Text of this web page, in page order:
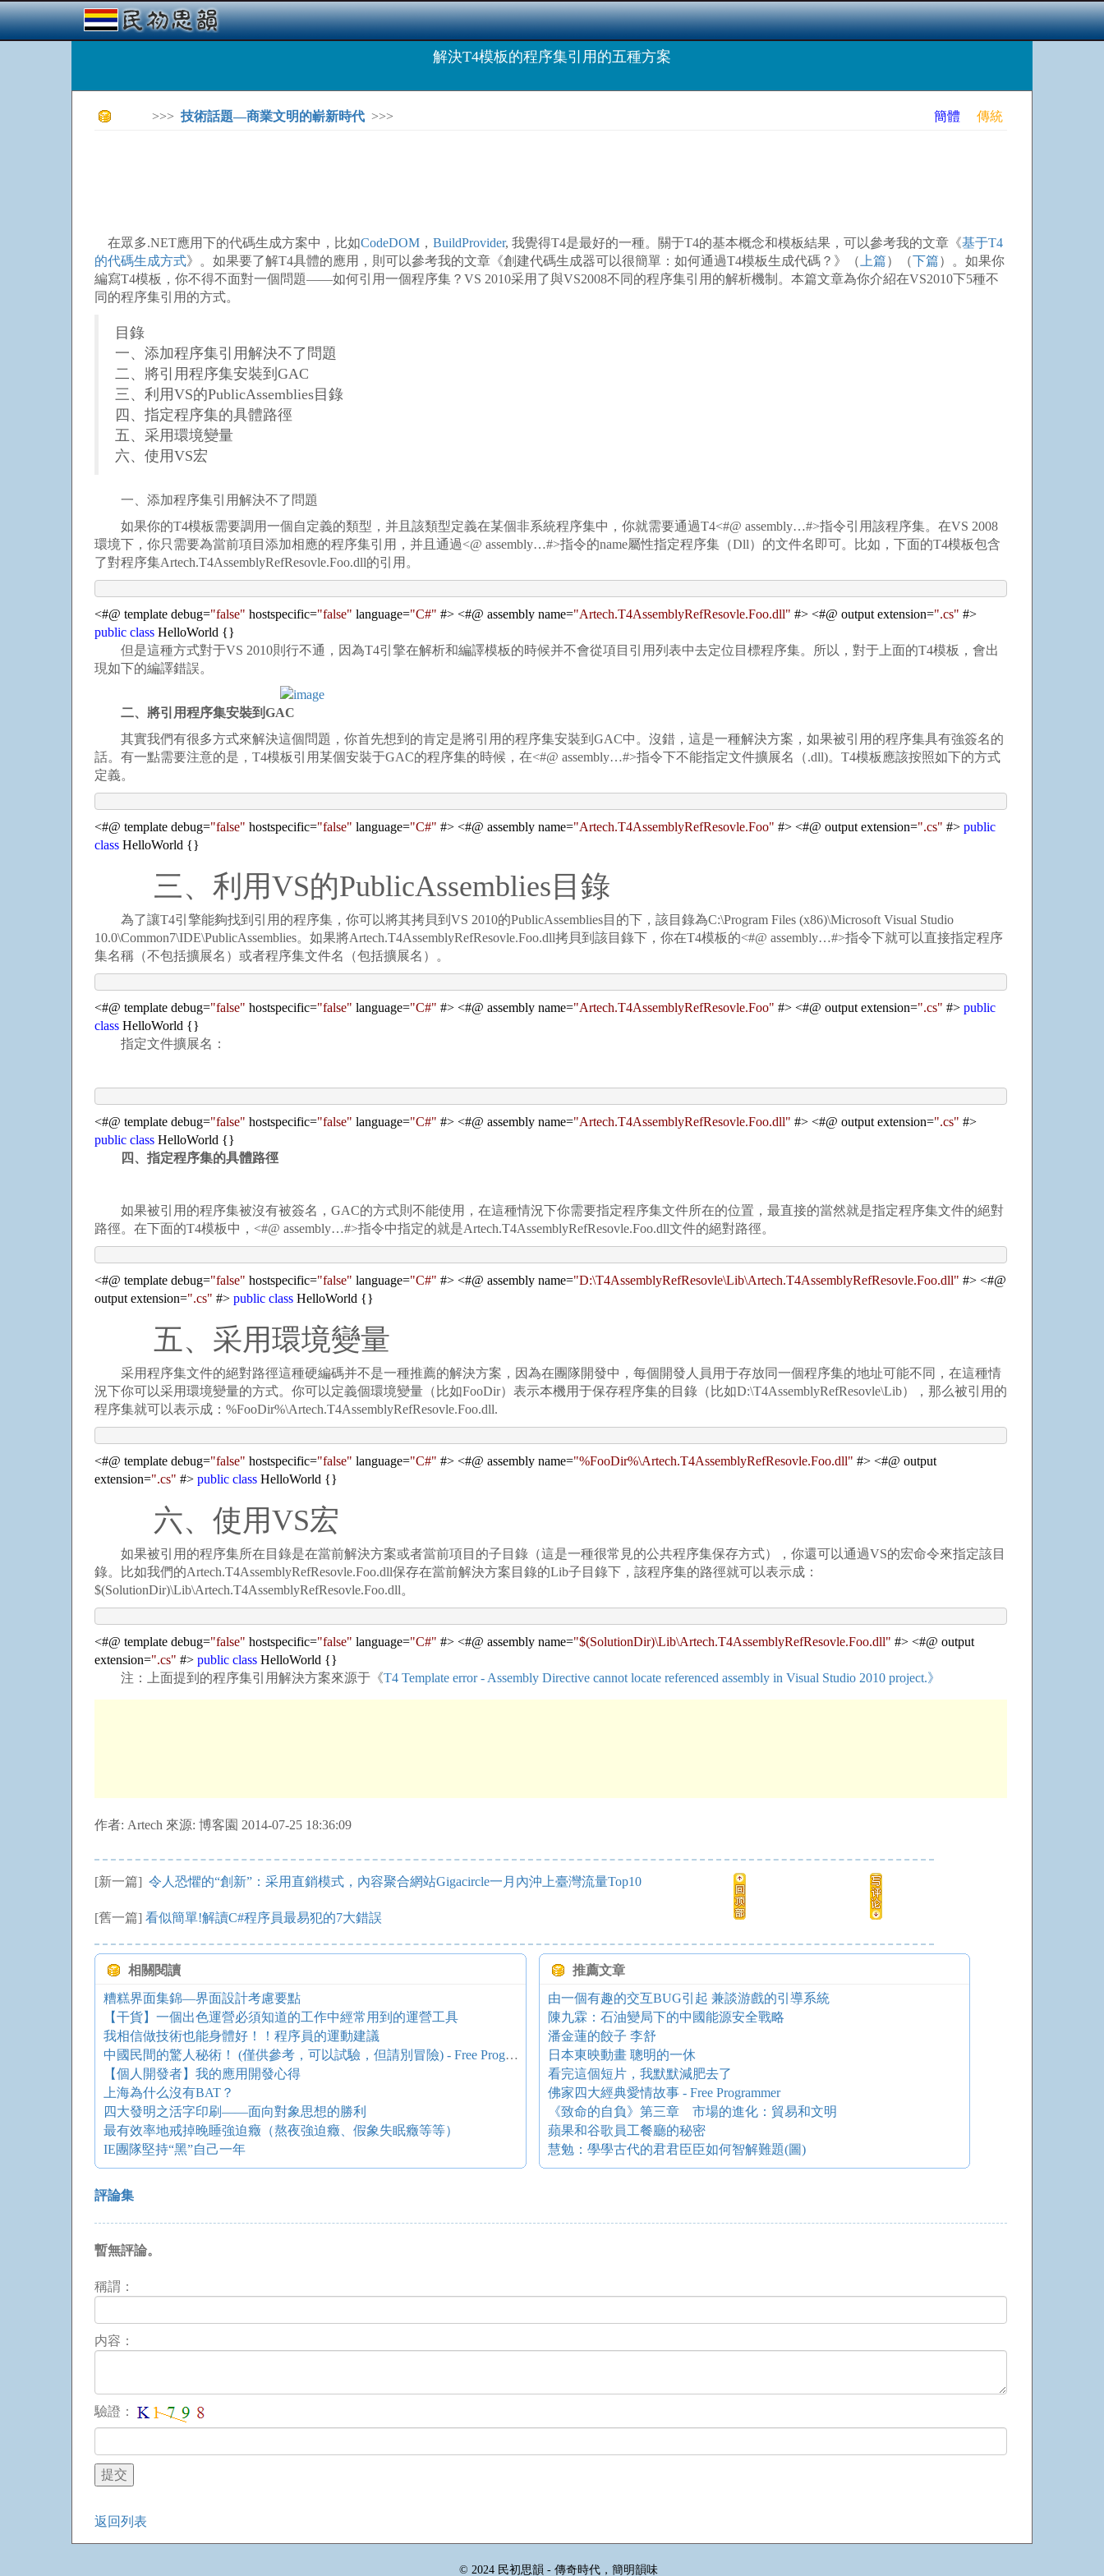
解決T4模板的程序集引用的五種方案
>>> 技術話題—商業文明的嶄新時代 >>> 簡體 傳統
在眾多.NET應用下的代碼生成方案中，比如CodeDOM ， BuildProvider, 我覺得T4是最好的一種。關于T4的基本概念和模板結果，可以參考我的文章《基于T4
的代碼生成方式》。如果要了解T4具體的應用，則可以參考我的文章《創建代碼生成器可以很簡單：如何通過T4模板生成代碼？》（ 上篇）（下篇）。如果你
編寫T4模板，你不得不面對一個問題——如何引用一個程序集？VS 2010采用了與VS2008不同的程序集引用的解析機制。本篇文章為你介紹在VS2010下5種不
同的程序集引用的方式。
目錄
一、添加程序集引用解決不了問題
二、將引用程序集安裝到GAC
三、利用VS的PublicAssemblies目錄
四、指定程序集的具體路徑
五、采用環境變量
六、使用VS宏
一、添加程序集引用解決不了問題
如果你的T4模板需要調用一個自定義的類型，并且該類型定義在某個非系統程序集中，你就需要通過T4<#@ assembly…#>指令引用該程序集。在VS 2008
環境下，你只需要為當前項目添加相應的程序集引用，并且通過<@ assembly…#>指令的name屬性指定程序集（Dll）的文件名即可。比如，下面的T4模板包含
了對程序集Artech.T4AssemblyRefResovle.Foo.dll的引用。
<#@ template debug="false" hostspecific="false" language="C#" #> <#@ assembly name="Artech.T4AssemblyRefResovle.Foo.dll" #> <#@ output extension=".cs" #>
public class HelloWorld {}
但是這種方式對于VS 2010則行不通，因為T4引擎在解析和編譯模板的時候并不會從項目引用列表中去定位目標程序集。所以，對于上面的T4模板，會出
現如下的編譯錯誤。
二、將引用程序集安裝到GAC
其實我們有很多方式來解決這個問題，你首先想到的肯定是將引用的程序集安裝到GAC中。沒錯，這是一種解決方案，如果被引用的程序集具有強簽名的
話。有一點需要注意的是，T4模板引用某個安裝于GAC的程序集的時候，在<#@ assembly…#>指令下不能指定文件擴展名（.dll)。T4模板應該按照如下的方式
定義。
<#@ template debug="false" hostspecific="false" language="C#" #> <#@ assembly name="Artech.T4AssemblyRefResovle.Foo" #> <#@ output extension=".cs" #> public
class HelloWorld {}
三、利用VS的PublicAssemblies目錄
為了讓T4引擎能夠找到引用的程序集，你可以將其拷貝到VS 2010的PublicAssemblies目的下，該目錄為C:\Program Files (x86)\Microsoft Visual Studio
10.0\Common7\IDE\PublicAssemblies。如果將Artech.T4AssemblyRefResovle.Foo.dll拷貝到該目錄下，你在T4模板的<#@ assembly…#>指令下就可以直接指定程序
集名稱（不包括擴展名）或者程序集文件名（包括擴展名）。
<#@ template debug="false" hostspecific="false" language="C#" #> <#@ assembly name="Artech.T4AssemblyRefResovle.Foo" #> <#@ output extension=".cs" #> public
class HelloWorld {}
指定文件擴展名：
<#@ template debug="false" hostspecific="false" language="C#" #> <#@ assembly name="Artech.T4AssemblyRefResovle.Foo.dll" #> <#@ output extension=".cs" #>
public class HelloWorld {}
四、指定程序集的具體路徑
如果被引用的程序集被沒有被簽名，GAC的方式則不能使用，在這種情況下你需要指定程序集文件所在的位置，最直接的當然就是指定程序集文件的絕對
路徑。在下面的T4模板中，<#@ assembly…#>指令中指定的就是Artech.T4AssemblyRefResovle.Foo.dll文件的絕對路徑。
<#@ template debug="false" hostspecific="false" language="C#" #> <#@ assembly name="D:\T4AssemblyRefResovle\Lib\Artech.T4AssemblyRefResovle.Foo.dll" #> <#@
output extension=".cs" #> public class HelloWorld {}
五、采用環境變量
采用程序集文件的絕對路徑這種硬編碼并不是一種推薦的解決方案，因為在團隊開發中，每個開發人員用于存放同一個程序集的地址可能不同，在這種情
況下你可以采用環境變量的方式。你可以定義個環境變量（比如FooDir）表示本機用于保存程序集的目錄（比如D:\T4AssemblyRefResovle\Lib），那么被引用的
程序集就可以表示成：%FooDir%\Artech.T4AssemblyRefResovle.Foo.dll.
<#@ template debug="false" hostspecific="false" language="C#" #> <#@ assembly name="%FooDir%\Artech.T4AssemblyRefResovle.Foo.dll" #> <#@ output
extension=".cs" #> public class HelloWorld {}
六、使用VS宏
如果被引用的程序集所在目錄是在當前解決方案或者當前項目的子目錄（這是一種很常見的公共程序集保存方式），你還可以通過VS的宏命令來指定該目
錄。比如我們的Artech.T4AssemblyRefResovle.Foo.dll保存在當前解決方案目錄的Lib子目錄下，該程序集的路徑就可以表示成：
$(SolutionDir)\Lib\Artech.T4AssemblyRefResovle.Foo.dll。
<#@ template debug="false" hostspecific="false" language="C#" #> <#@ assembly name="$(SolutionDir)\Lib\Artech.T4AssemblyRefResovle.Foo.dll" #> <#@ output
extension=".cs" #> public class HelloWorld {}
注：上面提到的程序集引用解決方案來源于《T4 Template error - Assembly Directive cannot locate referenced assembly in Visual Studio 2010 project.》
作者: Artech 來源: 博客園 2014-07-25 18:36:09
[新一篇] 令人恐懼的“創新”：采用直銷模式，內容聚合網站Gigacircle一月內沖上臺灣流量Top10
[舊一篇] 看似簡單!解讀C#程序員最易犯的7大錯誤
相關閱讀
糟糕界面集錦—界面設計考慮要點
【干貨】一個出色運營必須知道的工作中經常用到的運營工具
我相信做技術也能身體好！！程序員的運動建議
中國民間的驚人秘術！ (僅供參考，可以試驗，但請別冒險) - Free Programmer
【個人開發者】我的應用開發心得
上海為什么沒有BAT？
四大發明之活字印刷——面向對象思想的勝利
最有效率地戒掉晚睡強迫癥（熬夜強迫癥、假象失眠癥等等）
IE團隊堅持“黑”自己一年
推薦文章
由一個有趣的交互BUG引起 兼談游戲的引導系統
陳九霖：石油變局下的中國能源安全戰略
潘金蓮的餃子 李舒
日本東映動畫 聰明的一休
看完這個短片，我默默減肥去了
佛家四大經典愛情故事 - Free Programmer
《致命的自負》第三章 市場的進化：貿易和文明
蘋果和谷歌員工餐廳的秘密
慧勉：學學古代的君君臣臣如何智解難題(圖)
評論集
暫無評論。
稱謂：
内容：
驗證：
返回列表
© 2024 民初思韻 - 傳奇時代，簡明韻味